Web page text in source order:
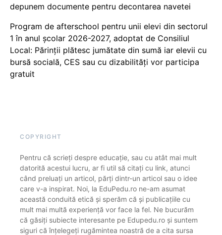
depunem documente pentru decontarea navetei
Program de afterschool pentru unii elevi din sectorul
1 în anul școlar 2026-2027, adoptat de Consiliul
Local: Părinții plătesc jumătate din sumă iar elevii cu
bursă socială, CES sau cu dizabilităţi vor participa
gratuit
COPYRIGHT
Pentru că scrieți despre educație, sau cu atât mai mult
datorită acestui lucru, ar fi util să citați cu link, atunci
când preluați un articol, părți dintr-un articol sau o idee
care v-a inspirat. Noi, la EduPedu.ro ne-am asumat
această conduită etică și sperăm că și publicațiile cu
mult mai multă experiență vor face la fel. Ne bucurăm
că găsiți subiecte interesante pe Edupedu.ro și suntem
siguri că înțelegeți rugămintea noastră de a cita sursa